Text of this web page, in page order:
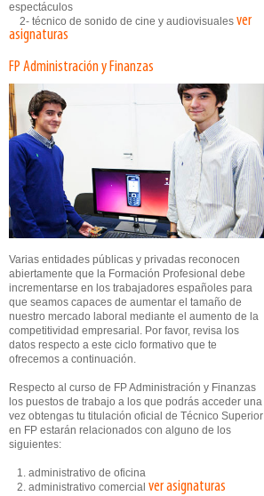
espectáculos
2- técnico de sonido de cine y audiovisuales ver
asignaturas
FP Administración y Finanzas
Varias entidades públicas y privadas reconocen
abiertamente que la Formación Profesional debe
incrementarse en los trabajadores españoles para
que seamos capaces de aumentar el tamaño de
nuestro mercado laboral mediante el aumento de la
competitividad empresarial. Por favor, revisa los
datos respecto a este ciclo formativo que te
ofrecemos a continuación.
Respecto al curso de FP Administración y Finanzas
los puestos de trabajo a los que podrás acceder una
vez obtengas tu titulación oficial de Técnico Superior
en FP estarán relacionados con alguno de los
siguientes:
1. administrativo de oficina
2. administrativo comercial ver asignaturas